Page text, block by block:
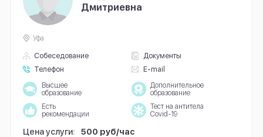
Дмитриевна
Собеседование
Документы
Телефон
E-mail
Уфа
Высшее
образование
Дополнительное
образование
Есть
рекомендации
Тест на антитела
Covid-19
Цена услуги:
500 руб/час